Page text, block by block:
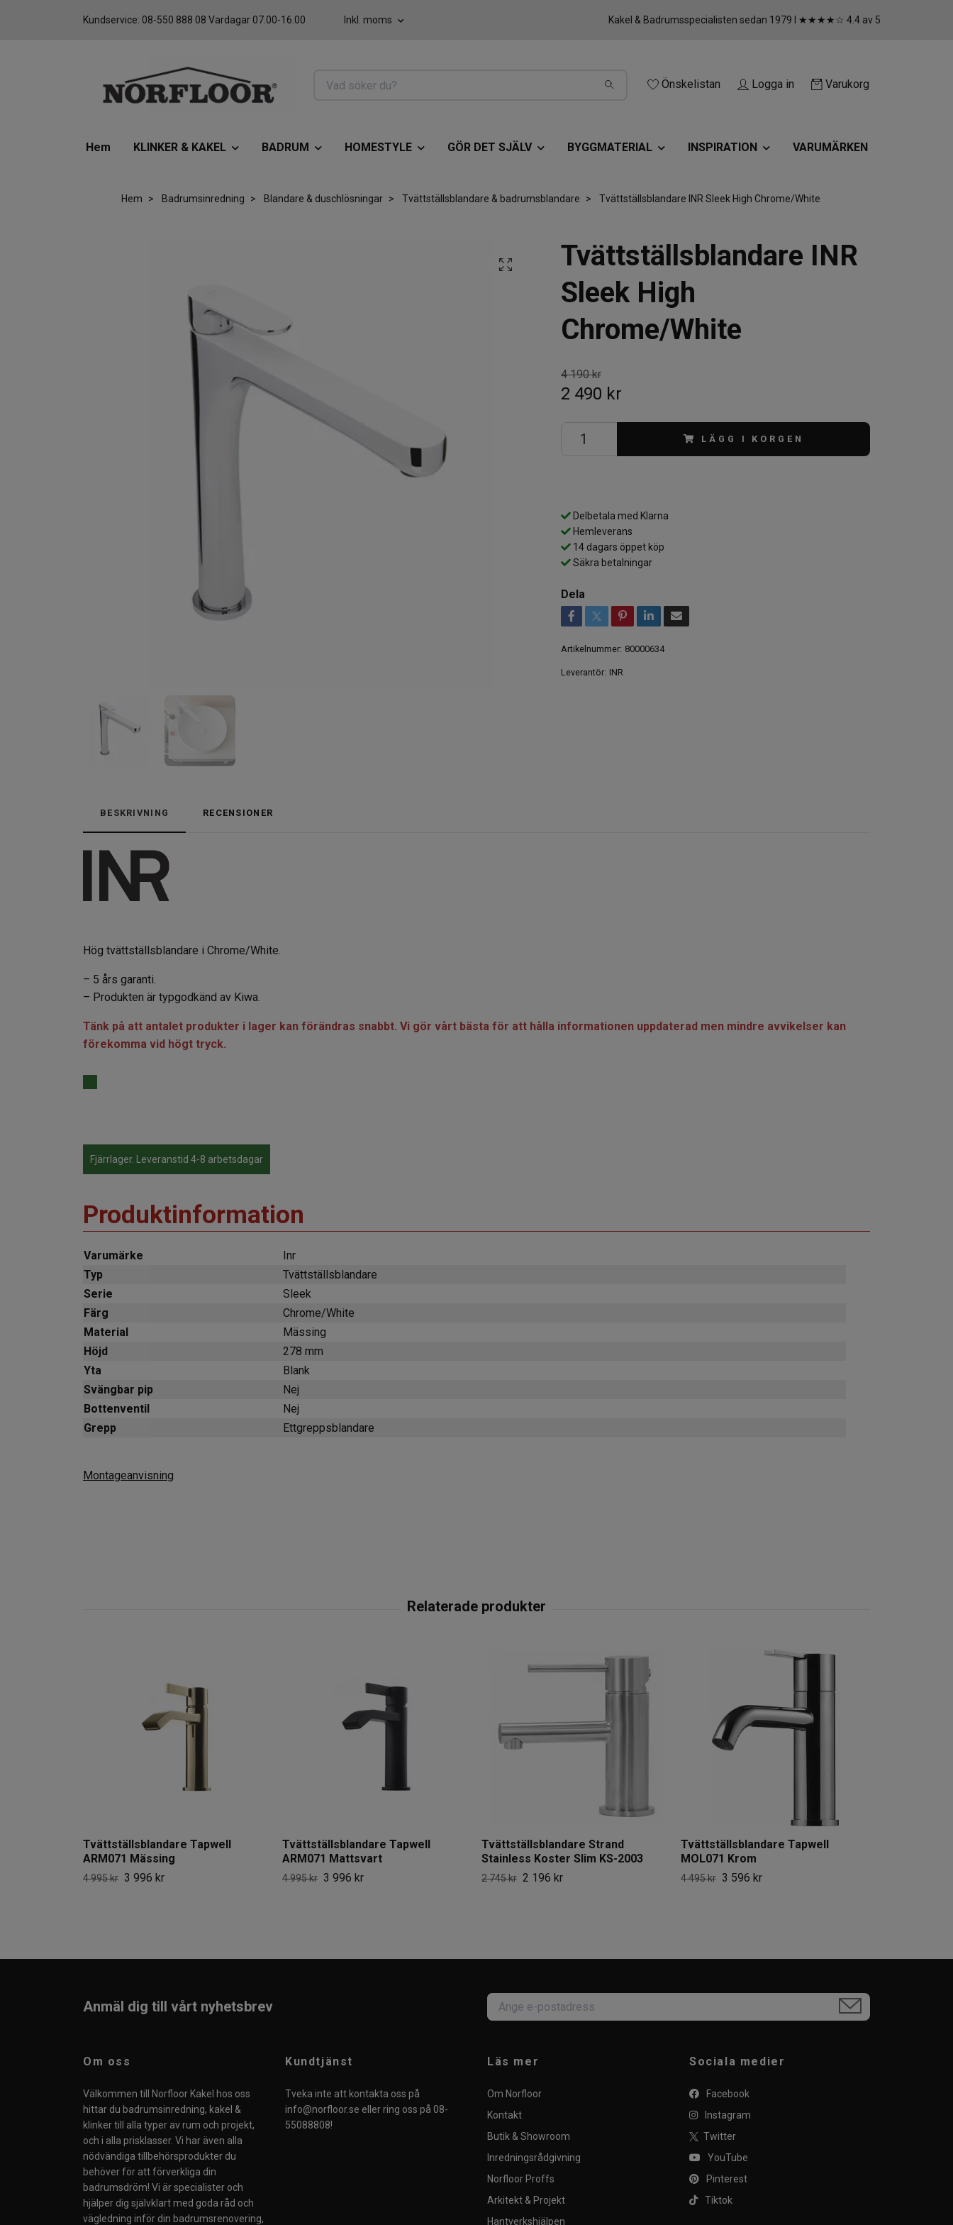
Kundservice: 08-550 888 08 Vardagar 07.00-16.00 Inkl. moms Kakel & Badrumsspecialisten sedan 1979 I ★★★★☆ 4.4 av 5
Önskelistan Logga in Varukorg
Hem KLINKER & KAKEL BADRUM HOMESTYLE GÖR DET SJÄLV BYGGMATERIAL INSPIRATION VARUMÄRKEN
Hem Badrumsinredning Blandare & duschlösningar Tvättställsblandare & badrumsblandare Tvättställsblandare INR Sleek High Chrome/White
Tvättställsblandare INR
Sleek High
Chrome/White
4 190 kr
2 490 kr
LÄGG I KORGEN
Delbetala med Klarna
Hemleverans
14 dagars öppet köp
Säkra betalningar
Dela
Artikelnummer: 80000634
Leverantör: INR
BESKRIVNING RECENSIONER
Hög tvättställsblandare i Chrome/White.
– 5 års garanti.
– Produkten är typgodkänd av Kiwa.
Tänk på att antalet produkter i lager kan förändras snabbt. Vi gör vårt bästa för att hålla informationen uppdaterad men mindre avvikelser kan
förekomma vid högt tryck.
Fjärrlager. Leveranstid 4-8 arbetsdagar
Produktinformation
Varumärke
Inr
Typ
Tvättställsblandare
Serie
Sleek
Färg
Chrome/White
Material
Mässing
Höjd
278 mm
Yta
Blank
Svängbar pip
Nej
Bottenventil
Nej
Grepp
Ettgreppsblandare
Montageanvisning
Tvättställsblandare Tapwell
ARM071 Mässing
4 995 kr 3 996 kr
Tvättställsblandare Tapwell
ARM071 Mattsvart
4 995 kr 3 996 kr
Tvättställsblandare Strand
Stainless Koster Slim KS-2003
2 745 kr 2 196 kr
Tvättställsblandare Tapwell
MOL071 Krom
4 495 kr 3 596 kr
Anmäl dig till vårt nyhetsbrev
Om oss
Välkommen till Norfloor Kakel hos oss
hittar du badrumsinredning, kakel &
klinker till alla typer av rum och projekt,
och i alla prisklasser. Vi har även alla
nödvändiga tillbehörsprodukter du
behöver för att förverkliga din
badrumsdröm! Vi är specialister och
hjälper dig självklart med goda råd och
vägledning inför din badrumsrenovering,
Kundtjänst
Tveka inte att kontakta oss på
info@norfloor.se eller ring oss på 08-
55088808!
Läs mer
Om Norfloor
Kontakt
Butik & Showroom
Inredningsrådgivning
Norfloor Proffs
Arkitekt & Projekt
Hantverkshjälpen
Sociala medier
Facebook
Instagram
Twitter
YouTube
Pinterest
Tiktok